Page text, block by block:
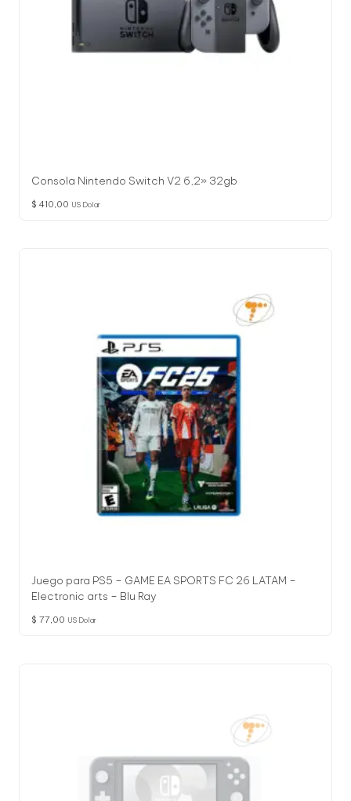
Consola Nintendo Switch V2 6,2» 32gb
$ 410,00 US Dolar
Juego para PS5 – GAME EA SPORTS FC 26 LATAM –
Electronic arts – Blu Ray
$ 77,00 US Dolar